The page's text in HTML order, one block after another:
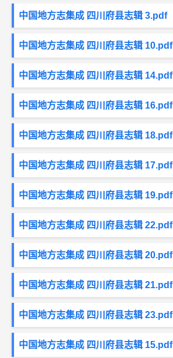
中国地方志集成 四川府县志辑 3.pdf
中国地方志集成 四川府县志辑 10.pdf
中国地方志集成 四川府县志辑 14.pdf
中国地方志集成 四川府县志辑 16.pdf
中国地方志集成 四川府县志辑 18.pdf
中国地方志集成 四川府县志辑 17.pdf
中国地方志集成 四川府县志辑 19.pdf
中国地方志集成 四川府县志辑 22.pdf
中国地方志集成 四川府县志辑 20.pdf
中国地方志集成 四川府县志辑 21.pdf
中国地方志集成 四川府县志辑 23.pdf
中国地方志集成 四川府县志辑 15.pdf